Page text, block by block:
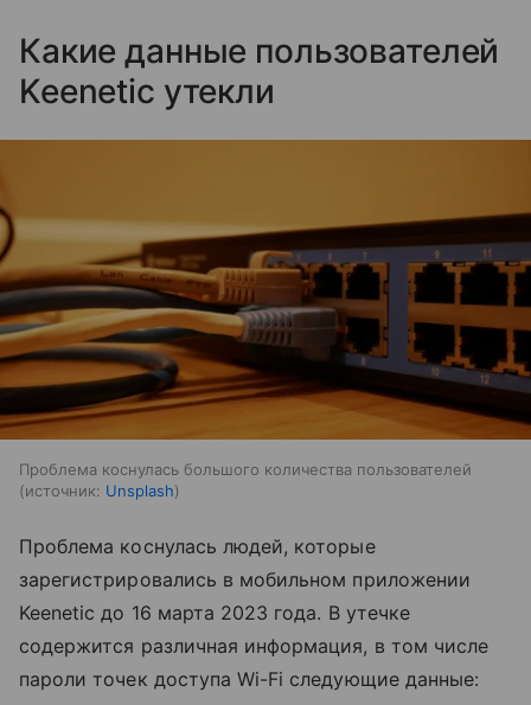
Какие данные пользователей
Keenetic утекли
Проблема коснулась большого количества пользователей
источник: Unsplash
Проблема коснулась людей, которые
зарегистрировались в мобильном приложении
Keenetic до 16 марта 2023 года. В утечке
содержится различная информация, в том числе
пароли точек доступа Wi-Fi следующие данные: